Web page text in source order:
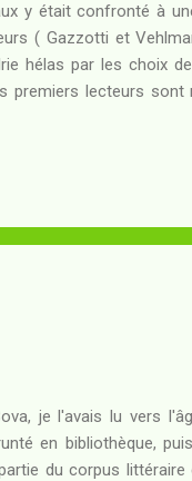
y était confronté à
( Gazzotti et
hélas par les choix
premiers lecteurs sont
ratée ...
a beau avoir été
je l'avais lu vers
en bibliothèque,
du corpus